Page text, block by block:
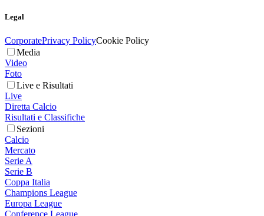
Legal
CorporatePrivacy PolicyCookie Policy
Media
Video
Foto
Live e Risultati
Live
Diretta Calcio
Risultati e Classifiche
Sezioni
Calcio
Mercato
Serie A
Serie B
Coppa Italia
Champions League
Europa League
Conference League